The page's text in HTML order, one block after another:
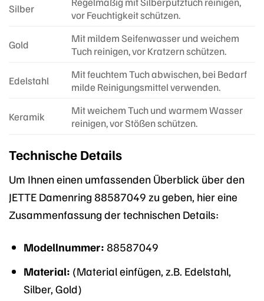
Silber
vor Feuchtigkeit schützen.
Gold
Mit mildem Seifenwasser und weichem
Tuch reinigen, vor Kratzern schützen.
Edelstahl
Mit feuchtem Tuch abwischen, bei Bedarf
milde Reinigungsmittel verwenden.
Keramik
Mit weichem Tuch und warmem Wasser
reinigen, vor Stößen schützen.
Technische Details
Um Ihnen einen umfassenden Überblick über den
JETTE Damenring 88587049 zu geben, hier eine
Zusammenfassung der technischen Details:
Modellnummer: 88587049
Material: (Material einfügen, z.B. Edelstahl,
Silber, Gold)